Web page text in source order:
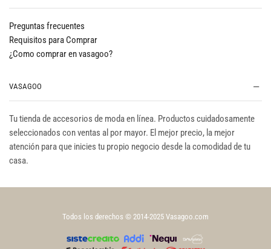
Preguntas frecuentes
Requisitos para Comprar
¿Como comprar en vasagoo?
VASAGOO
Tu tienda de accesorios de moda en línea. Productos cuidadosamente
seleccionados con ventas al por mayor. El mejor precio, la mejor
atención para que inicies tu propio negocio desde la comodidad de tu
casa.
Todos los derechos © 2014-2025 Vasagoo.com